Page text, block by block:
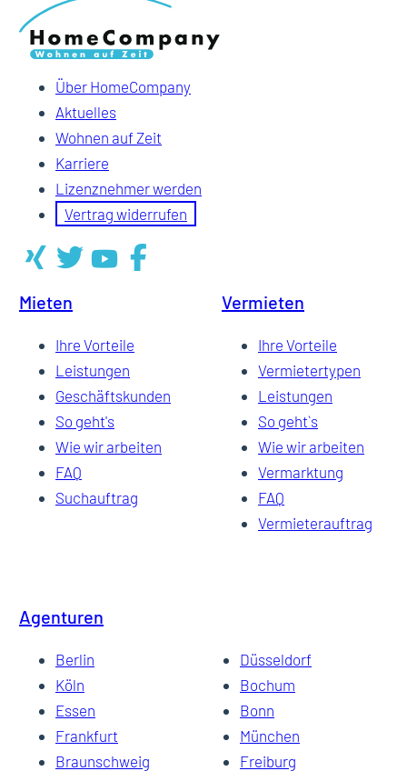
Über HomeCompany
Aktuelles
Wohnen auf Zeit
Karriere
Lizenznehmer werden
Vertrag widerrufen
Mieten
Ihre Vorteile
Leistungen
Geschäftskunden
So geht's
Wie wir arbeiten
FAQ
Suchauftrag
Vermieten
Ihre Vorteile
Vermietertypen
Leistungen
So geht`s
Wie wir arbeiten
Vermarktung
FAQ
Vermieterauftrag
Agenturen
Berlin
Düsseldorf
Köln
Bochum
Essen
Bonn
Frankfurt
München
Braunschweig
Freiburg